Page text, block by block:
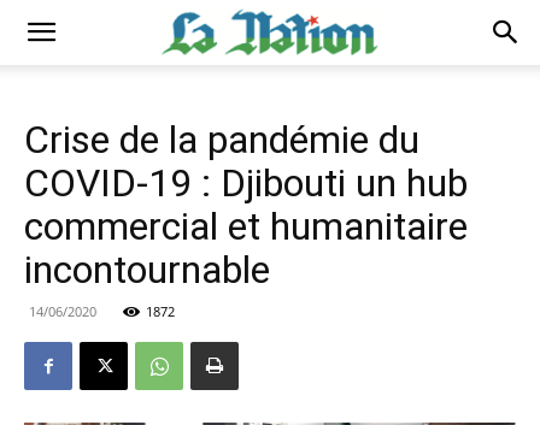
Crise de la pandémie du
COVID-19 : Djibouti un hub
commercial et humanitaire
incontournable
14/06/2020 1872